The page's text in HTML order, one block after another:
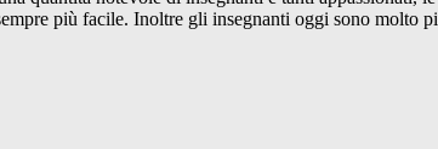
più facile. Inoltre gli insegnanti oggi sono molto